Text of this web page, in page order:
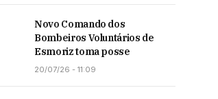
Novo Comando dos
Bombeiros Voluntários de
Esmoriz toma posse
20/07/26 - 11:09